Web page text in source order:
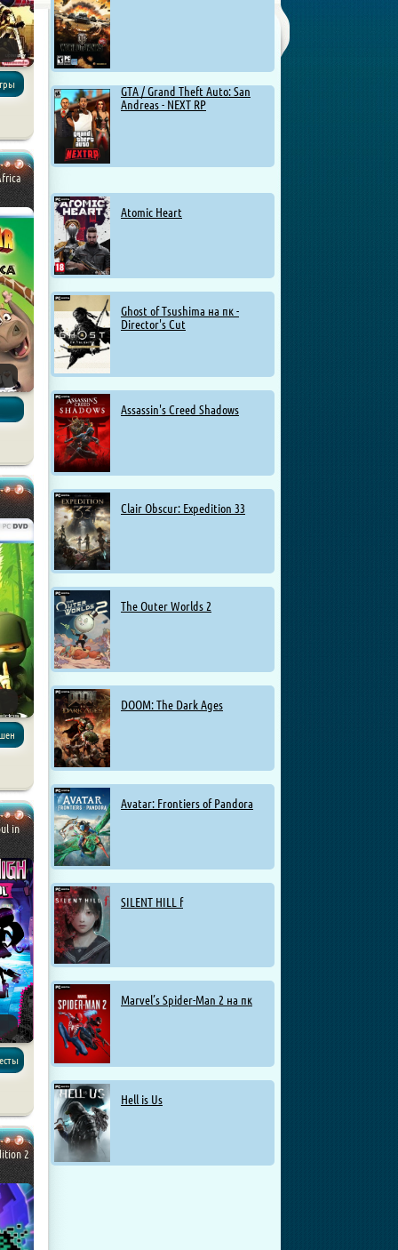
GTA / Grand Theft Auto: San
Andreas - NEXT RP
Atomic Heart
Ghost of Tsushima на пк -
Director's Cut
Assassin's Creed Shadows
Clair Obscur: Expedition 33
The Outer Worlds 2
DOOM: The Dark Ages
Avatar: Frontiers of Pandora
SILENT HILL f
Marvel’s Spider-Man 2 на пк
Hell is Us
in
2